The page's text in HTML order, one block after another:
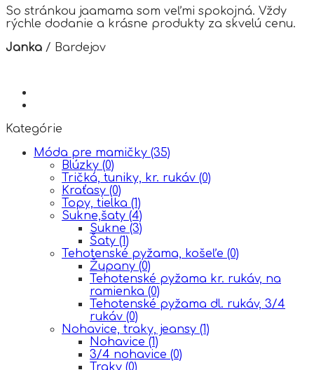
So stránkou jaamama som veľmi spokojná. Vždy
rýchle dodanie a krásne produkty za skvelú cenu.
Janka / Bardejov
Kategórie
Móda pre mamičky (35)
Blúzky (0)
Tričká, tuniky, kr. rukáv (0)
Kraťasy (0)
Topy, tielka (1)
Sukne,šaty (4)
Sukne (3)
Šaty (1)
Tehotenské pyžama, košeľe (0)
Župany (0)
Tehotenské pyžama kr. rukáv, na
ramienka (0)
Tehotenské pyžama dl. rukáv, 3/4
rukáv (0)
Nohavice, traky, jeansy (1)
Nohavice (1)
3/4 nohavice (0)
Traky (0)